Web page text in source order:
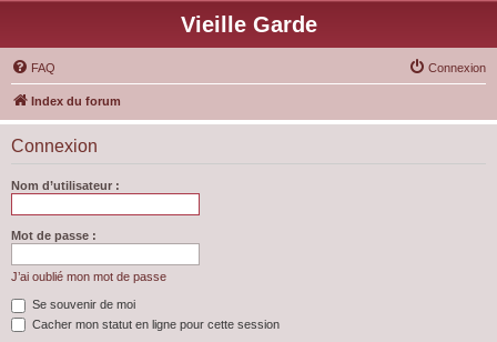
Vieille Garde
FAQ Connexion
Index du forum
Connexion
Nom d’utilisateur :
Mot de passe :
J’ai oublié mon mot de passe
Se souvenir de moi
Cacher mon statut en ligne pour cette session